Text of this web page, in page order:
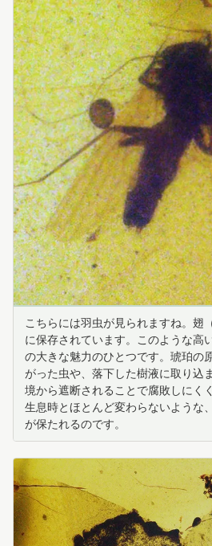
こちらには羽虫が見られますね。翅
に保存されています。このような高
の大きな魅力のひとつです。琥珀の
がった虫や、落下した樹液に取り込
境から遮断されることで腐敗しにく
生息時とほとんど変わらないような
が保たれるのです。